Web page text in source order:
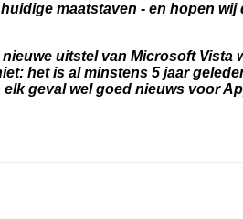
maatstaven - en hopen wij
uitstel van Microsoft Vista
het is al minstens 5 jaar
geval wel goed nieuws voor